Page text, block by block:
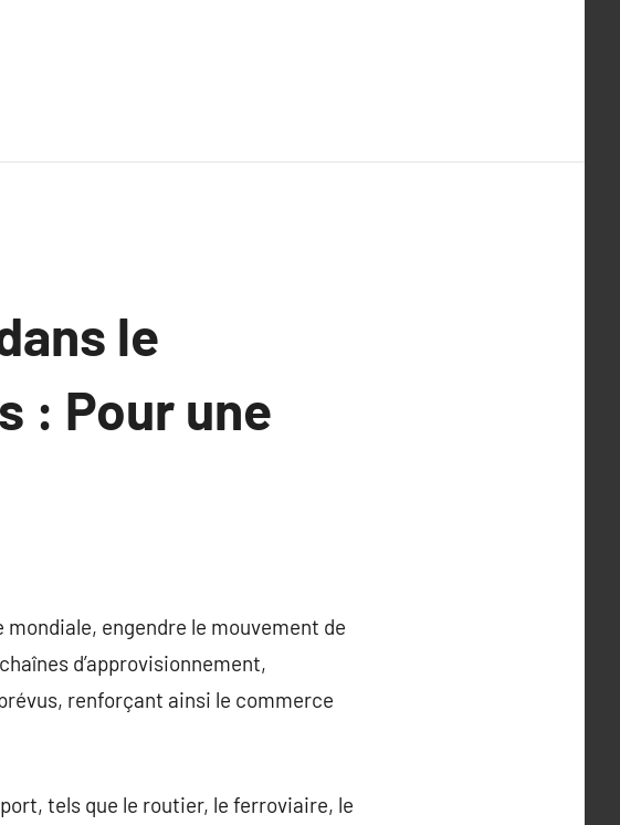
le
: Pour une
engendre le mouvement de
d’approvisionnement,
renforçant ainsi le commerce
tels que le routier, le ferroviaire, le